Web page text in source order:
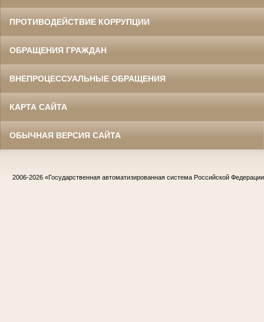
ПРОТИВОДЕЙСТВИЕ КОРРУПЦИИ
ОБРАЩЕНИЯ ГРАЖДАН
ВНЕПРОЦЕССУАЛЬНЫЕ ОБРАЩЕНИЯ
КАРТА САЙТА
ОБЫЧНАЯ ВЕРСИЯ САЙТА
2006-2026 «Государственная автоматизированная система Российской